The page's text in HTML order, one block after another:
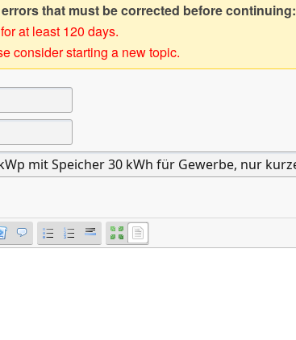
that must be corrected before continuing:
at least 120 days.
consider starting a new topic.